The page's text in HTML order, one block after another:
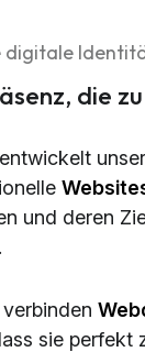
(SMM)
System
digitale
die
und deren
sie perfekt